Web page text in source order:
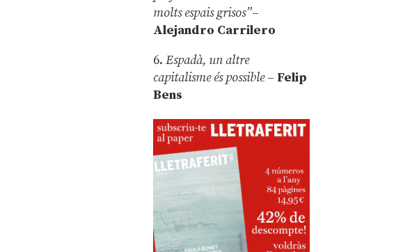
molts espais grisos”–
Alejandro Carrilero
6.Espadà, un altre
capitalisme és possible – Felip
Bens